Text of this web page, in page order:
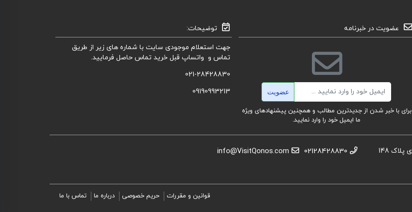
عضویت در خبرنامه
ایمیل عضویت
برای با خبر شدن از جدیدترین مطالب و همچنین پیشنهادهای ویژه
ما ایمیل خود را وارد نمایید.
توضیحات:
جهت استعلام موجودی سایت با شماره های زیر از طریق
تماس و واتساپ قبل خرید تماس حاصل فرمایید.
021-28428830
09190993213
استان تهران، عباس آباد،خیابان بهشتی، بعد از تقاطع سهروردی پلاک 148
02128428830
info@VisitQonos.com
قوانین و مقررات حریم خصوصی درباره ما تماس با ما